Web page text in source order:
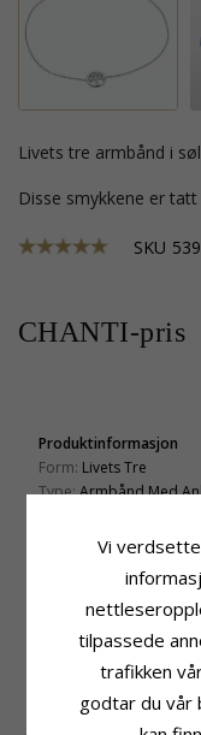
livets tre armbånd i
Disse smykkene er
SKU
CHANTI-pris
Produktinformasjon
Form: Livets Tre
Type:Armbånd Med
Edelmetall: Sølv
Anheng
Edelmetall:Sølv
Overflate:Blank
Vi
tilpassede
trafikken
godtar du vår